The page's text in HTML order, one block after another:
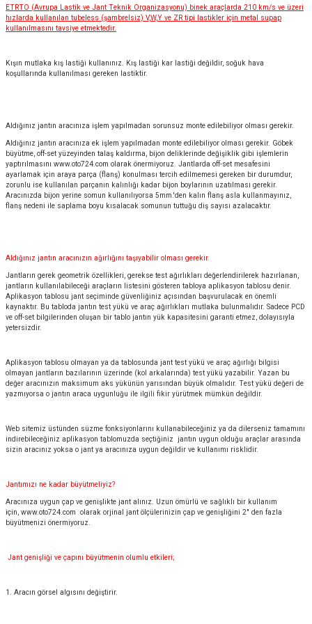
ETRTO (Avrupa Lastik ve Jant Teknik Organizasyonu) binek araçlarda 210 km/s ve üzeri
hızlarda kullanılan tubeless (şambrelsiz) V,W,Y ve ZR tipi lastikler için metal supap
kullanılmasını tavsiye etmektedir.
Kışın mutlaka kış lastiği kullanınız. Kış lastiği kar lastiği değildir, soğuk hava
koşullarında kullanılması gereken lastiktir.
Aldığınız jantın aracınıza işlem yapılmadan sorunsuz monte edilebiliyor olması gerekir.
Aldığınız jantın aracınıza ek işlem yapılmadan monte edilebiliyor olması gerekir. Göbek
büyütme, off-set yüzeyinden talaş kaldırma, bijon deliklerinde değişiklik gibi işlemlerin
yaptırılmasını www.oto724.com olarak önermiyoruz. Jantlarda off-set mesafesini
ayarlamak için araya parça (flanş) konulması tercih edilmemesi gereken bir durumdur,
zorunlu ise kullanılan parçanın kalınlığı kadar bijon boylarının uzatılması gerekir.
Aracınızda bijon yerine somun kullanılıyorsa 5mm.'den kalın flanş asla kullanmayınız,
flanş nedeni ile saplama boyu kısalacak somunun tuttuğu diş sayısı azalacaktır.
Aldığınız jantın aracınızın ağırlığını taşıyabilir olması gerekir.
Jantların gerek geometrik özellikleri, gerekse test ağırlıkları değerlendirilerek hazırlanan,
jantların kullanılabileceği araçların listesini gösteren tabloya aplikasyon tablosu denir.
Aplikasyon tablosu jant seçiminde güvenliğiniz açısından başvurulacak en önemli
kaynaktır. Bu tabloda jantın test yükü ve araç ağırlıkları mutlaka bulunmalıdır. Sadece PCD
ve off-set bilgilerinden oluşan bir tablo jantın yük kapasitesini garanti etmez, dolayısıyla
yetersizdir.
Aplikasyon tablosu olmayan ya da tablosunda jant test yükü ve araç ağırlığı bilgisi
olmayan jantların bazılarının üzerinde (kol arkalarında) test yükü yazabilir. Yazan bu
değer aracınızın maksimum aks yükünün yarısından büyük olmalıdır. Test yükü değeri de
yazmıyorsa o jantın araca uygunluğu ile ilgili fikir yürütmek mümkün değildir.
Web sitemiz üstünden süzme fonksiyonlarını kullanabileceğiniz ya da dilerseniz tamamını
indirebileceğiniz aplikasyon tablomuzda seçtiğiniz jantın uygun olduğu araçlar arasında
sizin aracınız yoksa o jant ya aracınıza uygun değildir ve kullanımı risklidir.
Jantımızı ne kadar büyütmeliyiz?
Aracınıza uygun çap ve genişlikte jant alınız. Uzun ömürlü ve sağlıklı bir kullanım
için, www.oto724.com olarak orjinal jant ölçülerinizin çap ve genişliğini 2" den fazla
büyütmenizi önermiyoruz.
Jant genişliği ve çapını büyütmenin olumlu etkileri;
1. Aracın görsel algısını değiştirir.